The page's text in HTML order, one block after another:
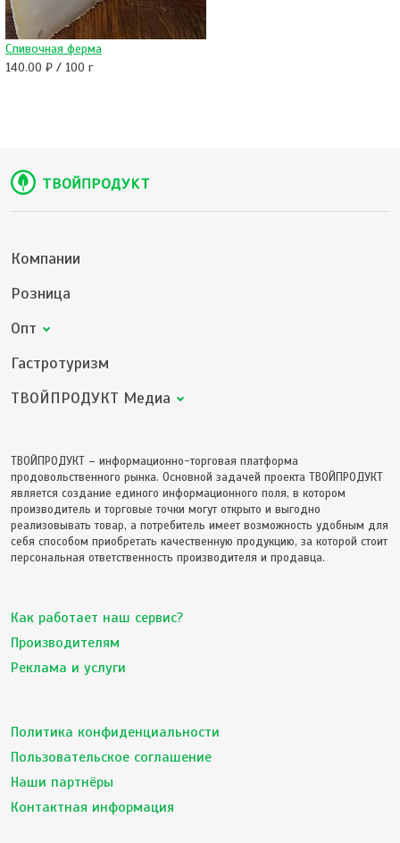
Сливочная ферма
140.00 ₽ / 100 г
Компании
Розница
Опт
Гастротуризм
ТВОЙПРОДУКТ Медиа
ТВОЙПРОДУКТ – информационно-торговая платформа
продовольственного рынка. Основной задачей проекта ТВОЙПРОДУКТ
является создание единого информационного поля, в котором
производитель и торговые точки могут открыто и выгодно
реализовывать товар, а потребитель имеет возможность удобным для
себя способом приобретать качественную продукцию, за которой стоит
персональная ответственность производителя и продавца.
Как работает наш сервис?
Производителям
Реклама и услуги
Политика конфиденциальности
Пользовательское соглашение
Наши партнёры
Контактная информация